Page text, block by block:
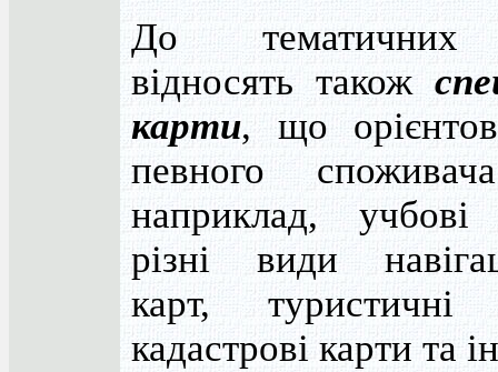
До тематичних
відносять також
карти, що
певного
наприклад, учбові
різні види
карт, туристичні
кадастрові карти та